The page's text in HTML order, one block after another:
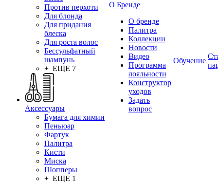
Против перхоти
Для блонда
Для придания
блеска
Для роста волос
Бессульфатный
шампунь
+ ЕЩЕ 7
Аксессуары
Бумага для химии
Пеньюар
Фартук
Палитра
Кисти
Миска
Шопперы
+ ЕЩЕ 1
О Бренде
О бренде
Палитра
Коллекции
Новости
Видео
Программа
лояльности
Конструктор
уходов
Задать
вопрос
Обучение